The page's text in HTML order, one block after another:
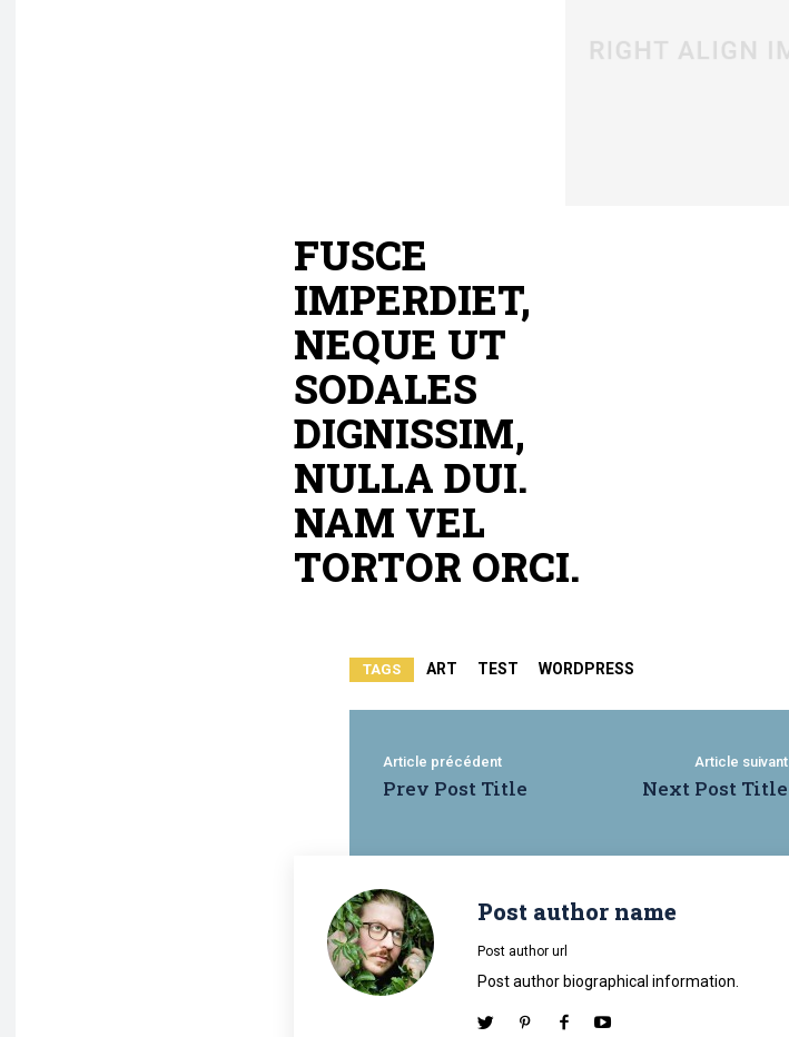
FUSCE
IMPERDIET,
NEQUE UT
SODALES
DIGNISSIM,
NULLA DUI.
NAM VEL
TORTOR ORCI.
TAGS ART TEST WORDPRESS
Article précédent
Prev Post Title
Article suivant
Next Post Title
Post author name
Post author url
Post author biographical information.